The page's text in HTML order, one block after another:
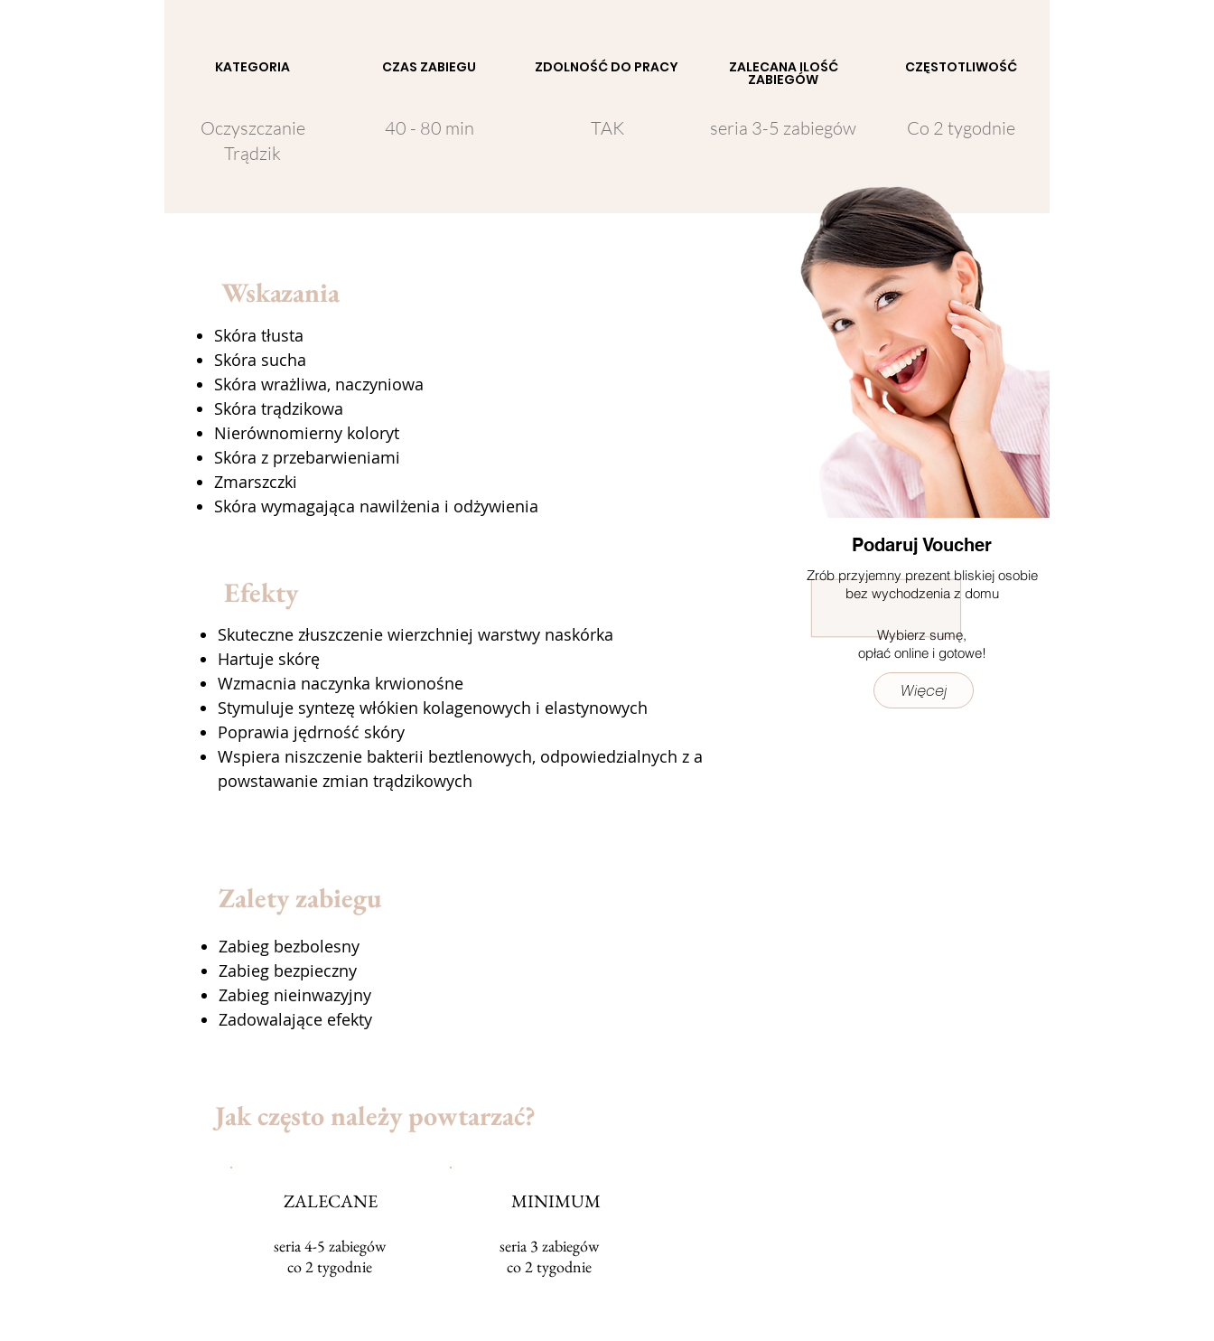
KATEGORIA
Oczyszczanie
Trądzik
40 - 80 min TAK seria 3-5 zabiegów Co 2 tygodnie
CZAS ZABIEGU ZDOLNOŚĆ DO PRACY ZALECANA ILOŚĆ
ZABIEGÓW
CZĘSTOTLIWOŚĆ
Wskazania
Skóra tłusta
Skóra sucha
Skóra wrażliwa, naczyniowa
Skóra trądzikowa
Nierównomierny koloryt
Skóra z przebarwieniami
Zmarszczki
Skóra wymagająca nawilżenia i odżywienia
Efekty
Skuteczne złuszczenie wierzchniej warstwy naskórka
Hartuje skórę
Wzmacnia naczynka krwionośne
Stymuluje syntezę włókien kolagenowych i elastynowych
Poprawia jędrność skóry
Wspiera niszczenie bakterii beztlenowych, odpowiedzialnych z a
powstawanie zmian trądzikowych
Podaruj Voucher
Zrób przyjemny prezent bliskiej osobie
bez wychodzenia z domu
Wybierz sumę,
opłać online i gotowe!
Więcej
Zalety zabiegu
Zabieg bezbolesny
Zabieg bezpieczny
Zabieg nieinwazyjny
Zadowalające efekty
Jak często należy powtarzać?
ZALECANE
seria 4-5 zabiegów
co 2 tygodnie
MINIMUM
seria 3 zabiegów
co 2 tygodnie